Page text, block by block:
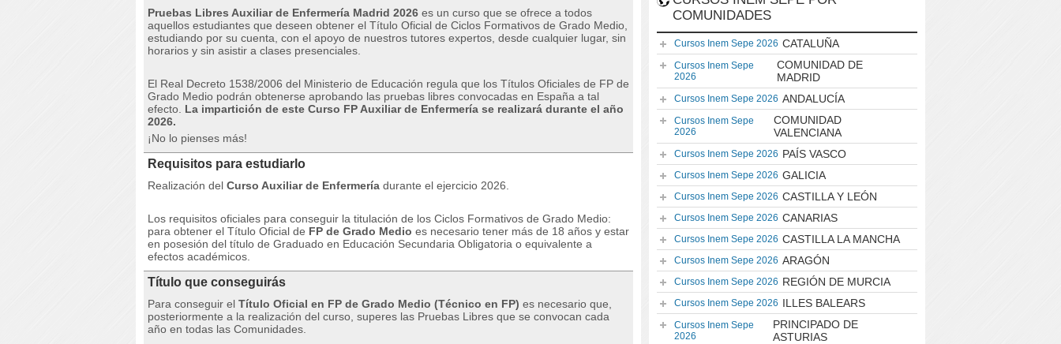
Pruebas Libres Auxiliar de Enfermería Madrid 2026 es un curso que se ofrece a todos
aquellos estudiantes que deseen obtener el Título Oficial de Ciclos Formativos de Grado Medio,
estudiando por su cuenta, con el apoyo de nuestros tutores expertos, desde cualquier lugar, sin
horarios y sin asistir a clases presenciales.
El Real Decreto 1538/2006 del Ministerio de Educación regula que los Títulos Oficiales de FP de
Grado Medio podrán obtenerse aprobando las pruebas libres convocadas en España a tal
efecto. La impartición de este Curso FP Auxiliar de Enfermería se realizará durante el año
2026.
¡No lo pienses más!
Requisitos para estudiarlo
Realización del Curso Auxiliar de Enfermería durante el ejercicio 2026.
Los requisitos oficiales para conseguir la titulación de los Ciclos Formativos de Grado Medio:
para obtener el Título Oficial de FP de Grado Medio es necesario tener más de 18 años y estar
en posesión del título de Graduado en Educación Secundaria Obligatoria o equivalente a
efectos académicos.
Título que conseguirás
Para conseguir el Título Oficial en FP de Grado Medio (Técnico en FP) es necesario que,
posteriormente a la realización del curso, superes las Pruebas Libres que se convocan cada
año en todas las Comunidades.
COMUNIDADES
Cursos Inem Sepe 2026 CATALUÑA
Cursos Inem Sepe
2026
COMUNIDAD DE
MADRID
Cursos Inem Sepe 2026 ANDALUCÍA
Cursos Inem Sepe
2026
COMUNIDAD
VALENCIANA
Cursos Inem Sepe 2026 PAÍS VASCO
Cursos Inem Sepe 2026 GALICIA
Cursos Inem Sepe 2026 CASTILLA Y LEÓN
Cursos Inem Sepe 2026 CANARIAS
Cursos Inem Sepe 2026 CASTILLA LA MANCHA
Cursos Inem Sepe 2026 ARAGÓN
Cursos Inem Sepe 2026 REGIÓN DE MURCIA
Cursos Inem Sepe 2026 ILLES BALEARS
Cursos Inem Sepe
2026
PRINCIPADO DE
ASTURIAS